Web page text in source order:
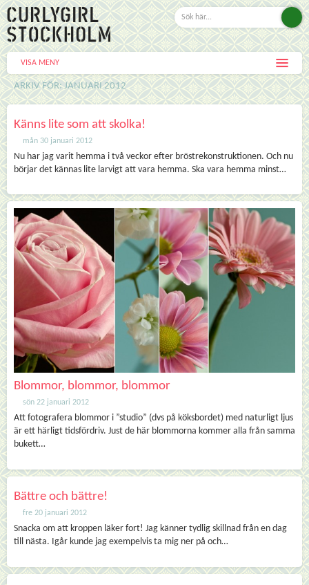
VISA MENY
ARKIV FÖR: JANUARI 2012
Känns lite som att skolka!
mån 30 januari 2012
Nu har jag varit hemma i två veckor efter bröstrekonstruktionen. Och nu
börjar det kännas lite larvigt att vara hemma. Ska vara hemma minst…
Blommor, blommor, blommor
sön 22 januari 2012
Att fotografera blommor i ”studio” (dvs på köksbordet) med naturligt ljus
är ett härligt tidsfördriv. Just de här blommorna kommer alla från samma
bukett…
Bättre och bättre!
fre 20 januari 2012
Snacka om att kroppen läker fort! Jag känner tydlig skillnad från en dag
till nästa. Igår kunde jag exempelvis ta mig ner på och…